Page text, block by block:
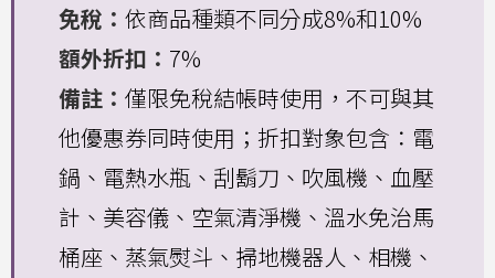
免稅： 依商品種類不同分成8%和10%
額外折扣： 7%
備註： 僅限免稅結帳時使用，不可與其
他優惠券同時使用；折扣對象包含：電
鍋、電熱水瓶、刮鬍刀、吹風機、血壓
計、美容儀、空氣清淨機、溫水免治馬
桶座、蒸氣熨斗、掃地機器人、相機、